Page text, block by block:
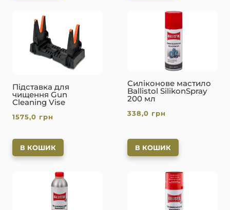
Підставка для
чищення Gun
Cleaning Vise
1575,0 грн
В КОШИК
Cиліконове мастило
Ballistol SilikonSpray
200 мл
338,0 грн
В КОШИК